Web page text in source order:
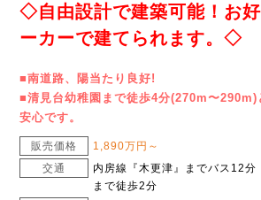
◇自由設計で建築可能！お
ーカーで建てられます。◇
■南道路、陽当たり良好!
■清見台幼稚園まで徒歩4分(270m〜290m)
安心です。
販売価格
1,890万円～
交通
内房線『木更津』までバス12分
まで徒歩2分